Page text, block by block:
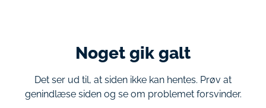
Noget gik galt
Det ser ud til, at siden ikke kan hentes. Prøv at
genindlæse siden og se om problemet forsvinder.